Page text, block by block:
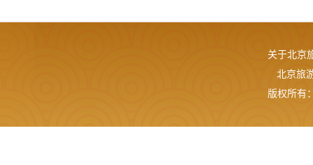
关于北京
北京旅
版权所有